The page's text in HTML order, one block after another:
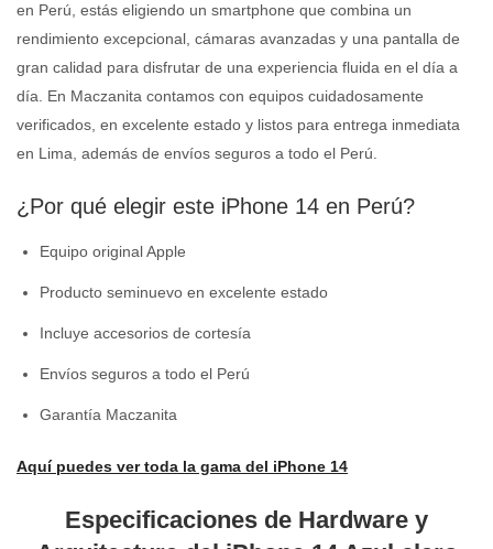
en Perú, estás eligiendo un smartphone que combina un
rendimiento excepcional, cámaras avanzadas y una pantalla de
gran calidad para disfrutar de una experiencia fluida en el día a
día. En Maczanita contamos con equipos cuidadosamente
verificados, en excelente estado y listos para entrega inmediata
en Lima, además de envíos seguros a todo el Perú.
¿Por qué elegir este iPhone 14 en Perú?
Equipo original Apple
Producto seminuevo en excelente estado
Incluye accesorios de cortesía
Envíos seguros a todo el Perú
Garantía Maczanita
Aquí puedes ver toda la gama del iPhone 14
Especificaciones de Hardware y